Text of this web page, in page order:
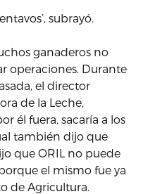
subrayó.
ganaderos no
operaciones. Durante
el director
de la Leche,
él fuera, sacaría a los
también dijo que
que ORIL no puede
el mismo fue ya
de Agricultura.